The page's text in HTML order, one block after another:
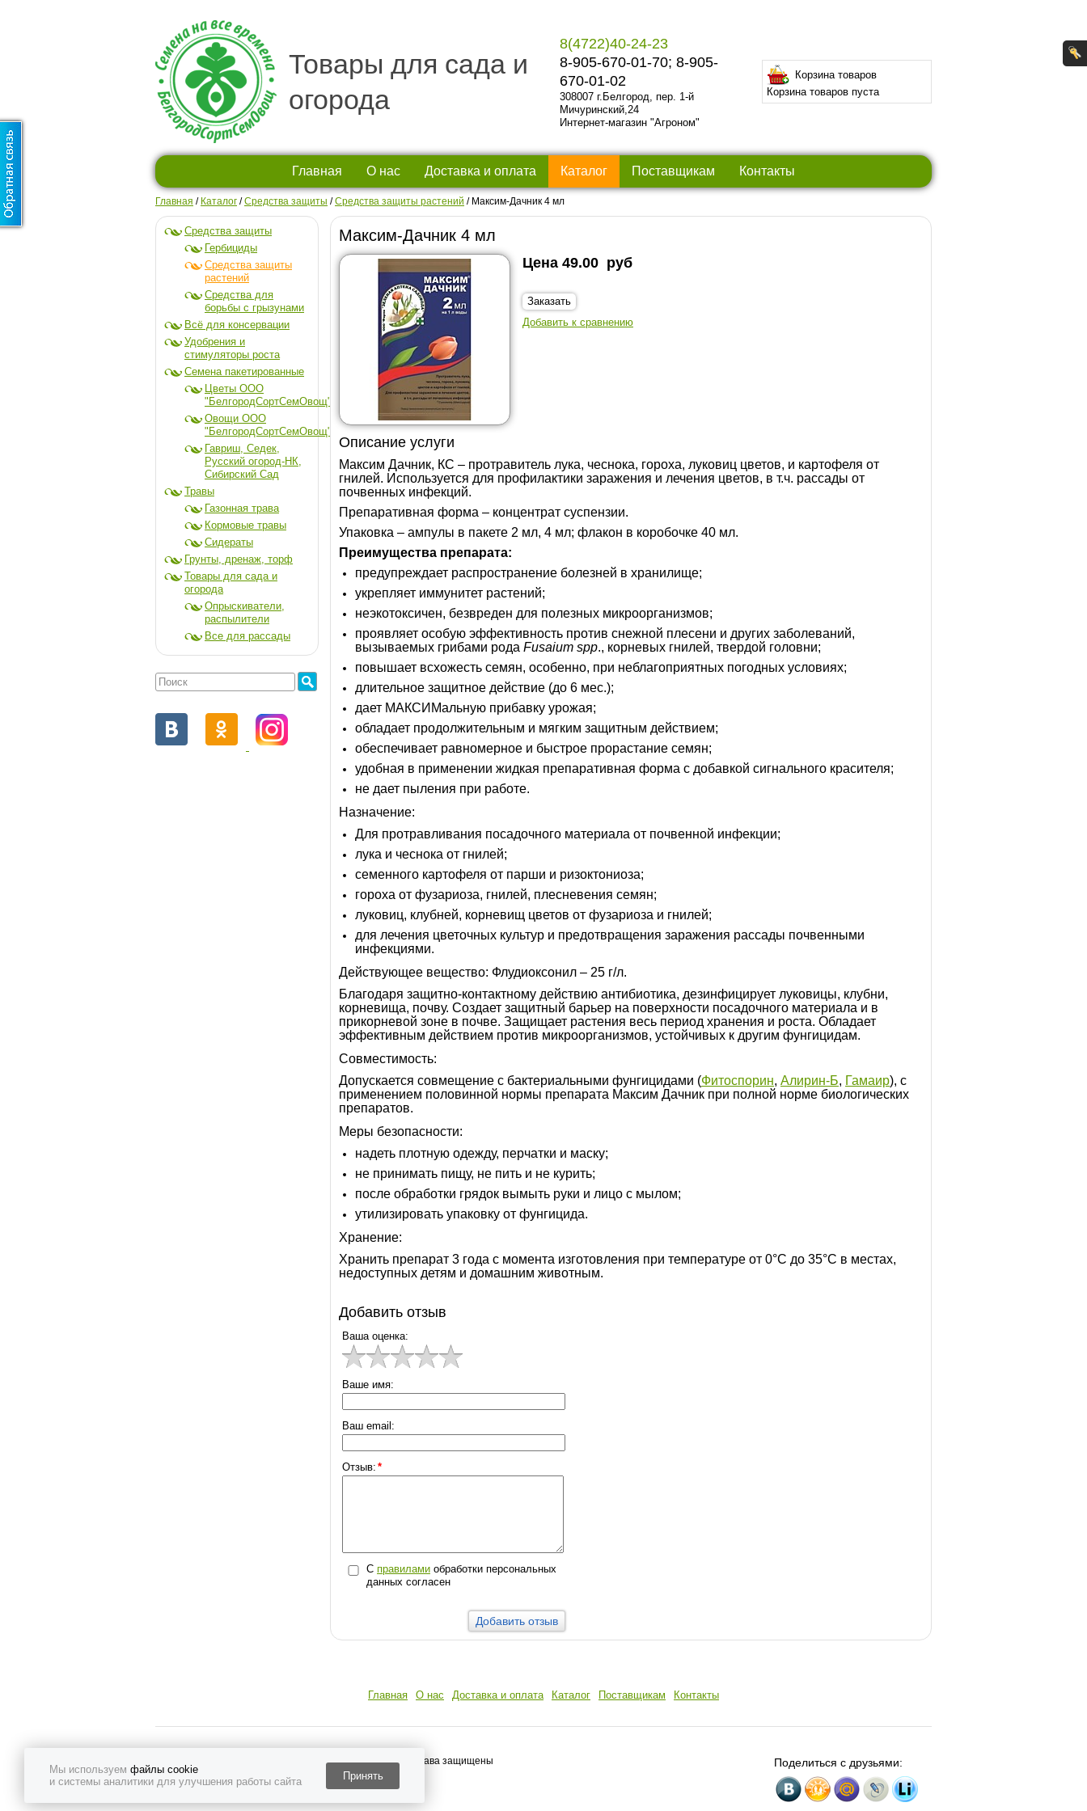
Мы используем файлы cookie
и системы аналитики для улучшения работы сайта
Принять
Товары для сада и
огорода
8(4722)40-24-23
8-905-670-01-70; 8-905-
670-01-02
308007 г.Белгород, пер. 1-й
Мичуринский,24
Интернет-магазин "Агроном"
Корзина товаров
Корзина товаров пуста
Главная О нас Доставка и оплата Каталог Поставщикам Контакты
Главная / Каталог / Средства защиты / Средства защиты растений / Максим-Дачник 4 мл
Средства защиты
Гербициды
Средства защиты
растений
Средства для
борьбы с грызунами
Всё для консервации
Удобрения и
стимуляторы роста
Семена пакетированные
Цветы ООО
"БелгородСортСемОвощ"
Овощи ООО
"БелгородСортСемОвощ"
Гавриш, Седек,
Русский огород-НК,
Сибирский Сад
Травы
Газонная трава
Кормовые травы
Сидераты
Грунты, дренаж, торф
Товары для сада и
огорода
Опрыскиватели,
распылители
Все для рассады
Максим-Дачник 4 мл
Цена 49.00 руб
Заказать
Добавить к сравнению
Описание услуги
Максим Дачник, КС – протравитель лука, чеснока, гороха, луковиц цветов, и картофеля от
гнилей. Используется для профилактики заражения и лечения цветов, в т.ч. рассады от
почвенных инфекций.
Препаративная форма – концентрат суспензии.
Упаковка – ампулы в пакете 2 мл, 4 мл; флакон в коробочке 40 мл.
Преимущества препарата:
предупреждает распространение болезней в хранилище;
укрепляет иммунитет растений;
неэкотоксичен, безвреден для полезных микроорганизмов;
проявляет особую эффективность против снежной плесени и других заболеваний,
вызываемых грибами рода Fusaium spp., корневых гнилей, твердой головни;
повышает всхожесть семян, особенно, при неблагоприятных погодных условиях;
длительное защитное действие (до 6 мес.);
дает МАКСИМальную прибавку урожая;
обладает продолжительным и мягким защитным действием;
обеспечивает равномерное и быстрое прорастание семян;
удобная в применении жидкая препаративная форма с добавкой сигнального красителя;
не дает пыления при работе.
Назначение:
Для протравливания посадочного материала от почвенной инфекции;
лука и чеснока от гнилей;
семенного картофеля от парши и ризоктониоза;
гороха от фузариоза, гнилей, плесневения семян;
луковиц, клубней, корневищ цветов от фузариоза и гнилей;
для лечения цветочных культур и предотвращения заражения рассады почвенными
инфекциями.
Действующее вещество: Флудиоксонил – 25 г/л.
Благодаря защитно-контактному действию антибиотика, дезинфицирует луковицы, клубни,
корневища, почву. Создает защитный барьер на поверхности посадочного материала и в
прикорневой зоне в почве. Защищает растения весь период хранения и роста. Обладает
эффективным действием против микроорганизмов, устойчивых к другим фунгицидам.
Совместимость:
Допускается совмещение с бактериальными фунгицидами (Фитоспорин, Алирин-Б, Гамаир), с
применением половинной нормы препарата Максим Дачник при полной норме биологических
препаратов.
Меры безопасности:
надеть плотную одежду, перчатки и маску;
не принимать пищу, не пить и не курить;
после обработки грядок вымыть руки и лицо с мылом;
утилизировать упаковку от фунгицида.
Хранение:
Хранить препарат 3 года с момента изготовления при температуре от 0°С до 35°С в местах,
недоступных детям и домашним животным.
Добавить отзыв
Ваша оценка:
Ваше имя:
Ваш email:
Отзыв: *
С правилами обработки персональных
данных согласен
Главная О нас Доставка и оплата Каталог Поставщикам Контакты
© Белгородсортсемовощ 2019. Все права защищены
Политика конфиденциальности
Поделиться с друзьями: